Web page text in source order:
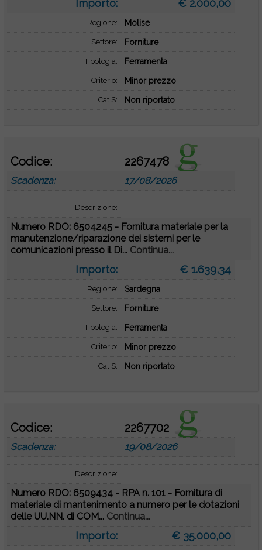
Importo: € 2.000,00
Regione: Molise
Settore: Forniture
Tipologia: Ferramenta
Criterio: Minor prezzo
Cat S: Non riportato
Codice: 2267478
Scadenza: 17/08/2026
Descrizione:
Numero RDO: 6504245 - Fornitura materiale per la
manutenzione/riparazione dei sistemi per le
comunicazioni presso il Di... Continua...
Importo: € 1.639,34
Regione: Sardegna
Settore: Forniture
Tipologia: Ferramenta
Criterio: Minor prezzo
Cat S: Non riportato
Codice: 2267702
Scadenza: 19/08/2026
Descrizione:
Numero RDO: 6509434 - RPA n. 101 - Fornitura di
materiale di mantenimento a numero per le dotazioni
delle UU.NN. di COM... Continua...
Importo: € 35.000,00